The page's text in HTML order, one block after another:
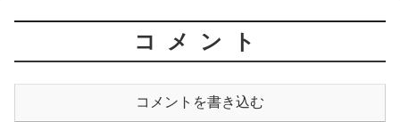
コメント
コメントを書き込む